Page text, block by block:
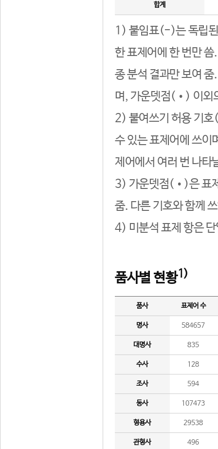
합계
1) 붙임표(-)는 독립된
한 표제어에 한 번만
종 분석 결과만 보여
며, 가운뎃점(•) 이외
2) 붙여쓰기 허용 기호
수 있는 표제어에 쓰이
제어에서 여러 번 나타
3) 가운뎃점(•)은 표
줌. 다른 기호와 함께
4) 미분석 표제 항은
품사별 현황1)
품사 표제어 수
명사 584657
대명사 835
수사 128
조사 594
동사 107473
형용사 29538
관형사 496